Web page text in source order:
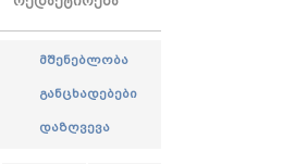
მშენებლობა
განცხადებები
დაზღვევა